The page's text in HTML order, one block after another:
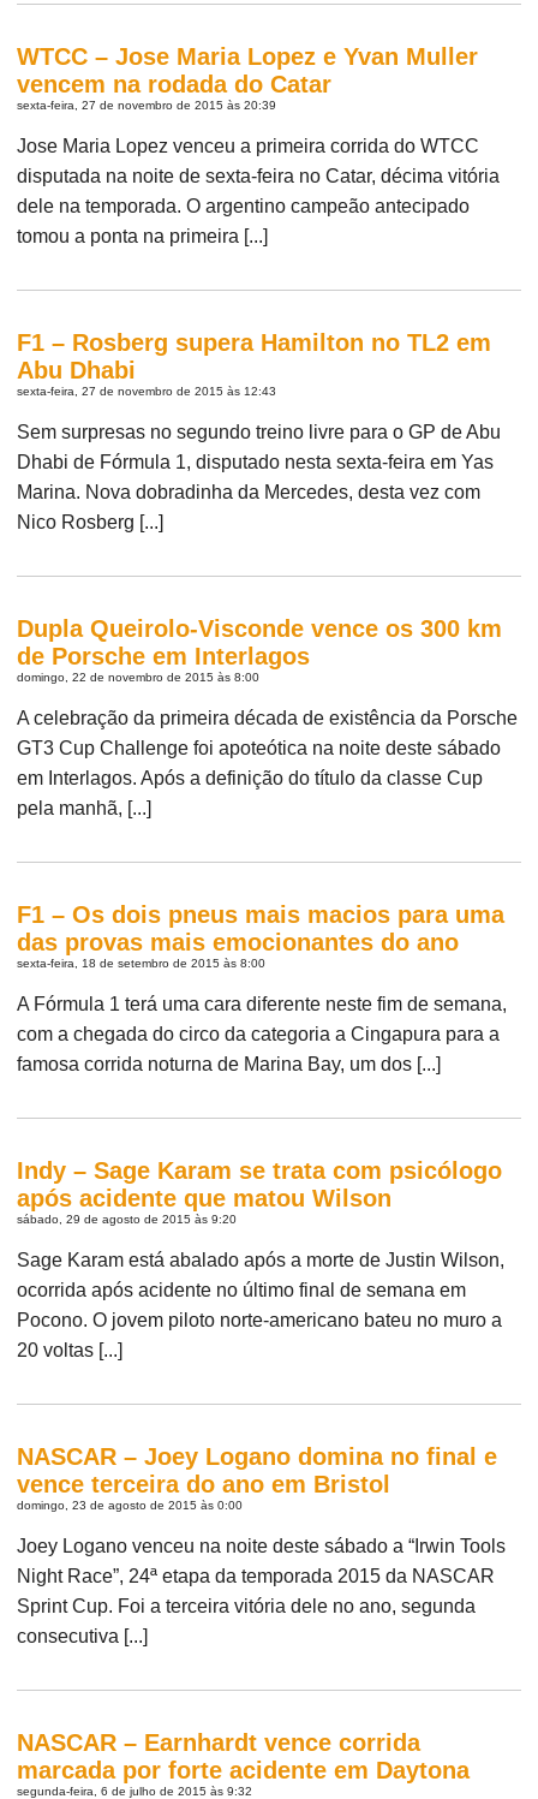
WTCC – Jose Maria Lopez e Yvan Muller
vencem na rodada do Catar
sexta-feira, 27 de novembro de 2015 às 20:39
Jose Maria Lopez venceu a primeira corrida do WTCC
disputada na noite de sexta-feira no Catar, décima vitória
dele na temporada. O argentino campeão antecipado
tomou a ponta na primeira [...]
F1 – Rosberg supera Hamilton no TL2 em
Abu Dhabi
sexta-feira, 27 de novembro de 2015 às 12:43
Sem surpresas no segundo treino livre para o GP de Abu
Dhabi de Fórmula 1, disputado nesta sexta-feira em Yas
Marina. Nova dobradinha da Mercedes, desta vez com
Nico Rosberg [...]
Dupla Queirolo-Visconde vence os 300 km
de Porsche em Interlagos
domingo, 22 de novembro de 2015 às 8:00
A celebração da primeira década de existência da Porsche
GT3 Cup Challenge foi apoteótica na noite deste sábado
em Interlagos. Após a definição do título da classe Cup
pela manhã, [...]
F1 – Os dois pneus mais macios para uma
das provas mais emocionantes do ano
sexta-feira, 18 de setembro de 2015 às 8:00
A Fórmula 1 terá uma cara diferente neste fim de semana,
com a chegada do circo da categoria a Cingapura para a
famosa corrida noturna de Marina Bay, um dos [...]
Indy – Sage Karam se trata com psicólogo
após acidente que matou Wilson
sábado, 29 de agosto de 2015 às 9:20
Sage Karam está abalado após a morte de Justin Wilson,
ocorrida após acidente no último final de semana em
Pocono. O jovem piloto norte-americano bateu no muro a
20 voltas [...]
NASCAR – Joey Logano domina no final e
vence terceira do ano em Bristol
domingo, 23 de agosto de 2015 às 0:00
Joey Logano venceu na noite deste sábado a “Irwin Tools
Night Race”, 24ª etapa da temporada 2015 da NASCAR
Sprint Cup. Foi a terceira vitória dele no ano, segunda
consecutiva [...]
NASCAR – Earnhardt vence corrida
marcada por forte acidente em Daytona
segunda-feira, 6 de julho de 2015 às 9:32